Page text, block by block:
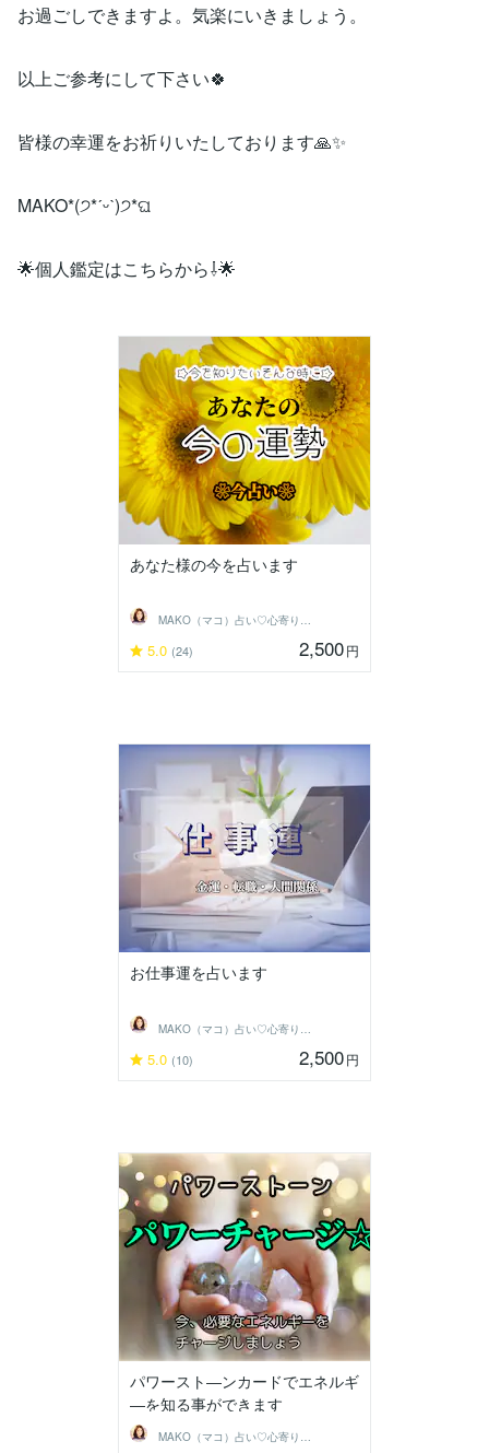
お過ごしできますよ。気楽にいきましょう。
以上ご参考にして下さい🍀
皆様の幸運をお祈りいたしております🙏✨
MAKO*(੭*ˊᵕˋ)੭*ଘ
🌟個人鑑定はこちらから⇩🌟
あなた様の今を占います
MAKO（マコ）占い♡心寄り添うヒーラー
5.0 (24) 2,500円
お仕事運を占います
5.0 (10) 2,500円
パワースト―ンカードでエネルギ
―を知る事ができます
MAKO（マコ）占い♡心寄り添うヒーラー